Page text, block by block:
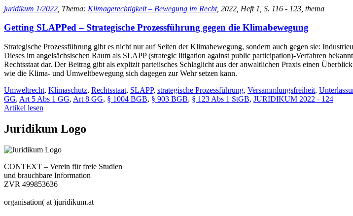
juridikum 1/2022 , Thema: Klimagerechtigkeit – Bewegung im Recht, 2022, Heft 1, S. 116 - 123, thema
Getting SLAPPed – Strategische Prozessführung gegen die Klimabewegung
Strategische Prozessführung gibt es nicht nur auf Seiten der Klimabewegung, sondern auch gegen sie:
Dieses im angelsächsischen Raum als SLAPP (strategic litigation against public participation)-Verfahren
Rechtsstaat dar. Der Beitrag gibt als explizit parteiisches Schlaglicht aus der anwaltlichen Praxis einen
wie die Klima- und Umweltbewegung sich dagegen zur Wehr setzen kann.
Umweltrecht, Klimaschutz, Rechtsstaat, SLAPP, strategische Prozessführung, Versammlungsfreiheit,
GG, Art 5 Abs 1 GG, Art 8 GG, § 1004 BGB, § 903 BGB, § 123 Abs 1 StGB, JURIDIKUM 2022 - 124
Artikel lesen
Juridikum Logo
CONTEXT – Verein für freie Studien
und brauchbare Information
ZVR 499853636
organisation( at )juridikum.at